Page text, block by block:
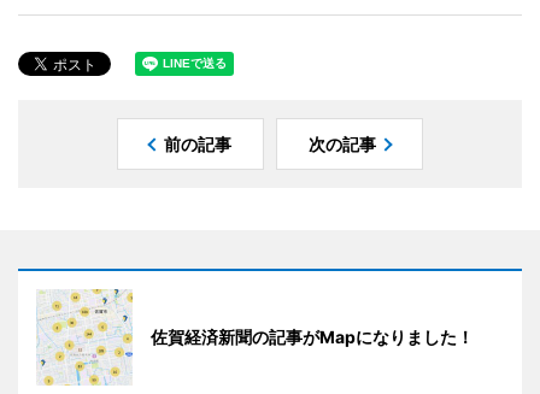
前の記事 次の記事
佐賀経済新聞の記事がMapになりました！